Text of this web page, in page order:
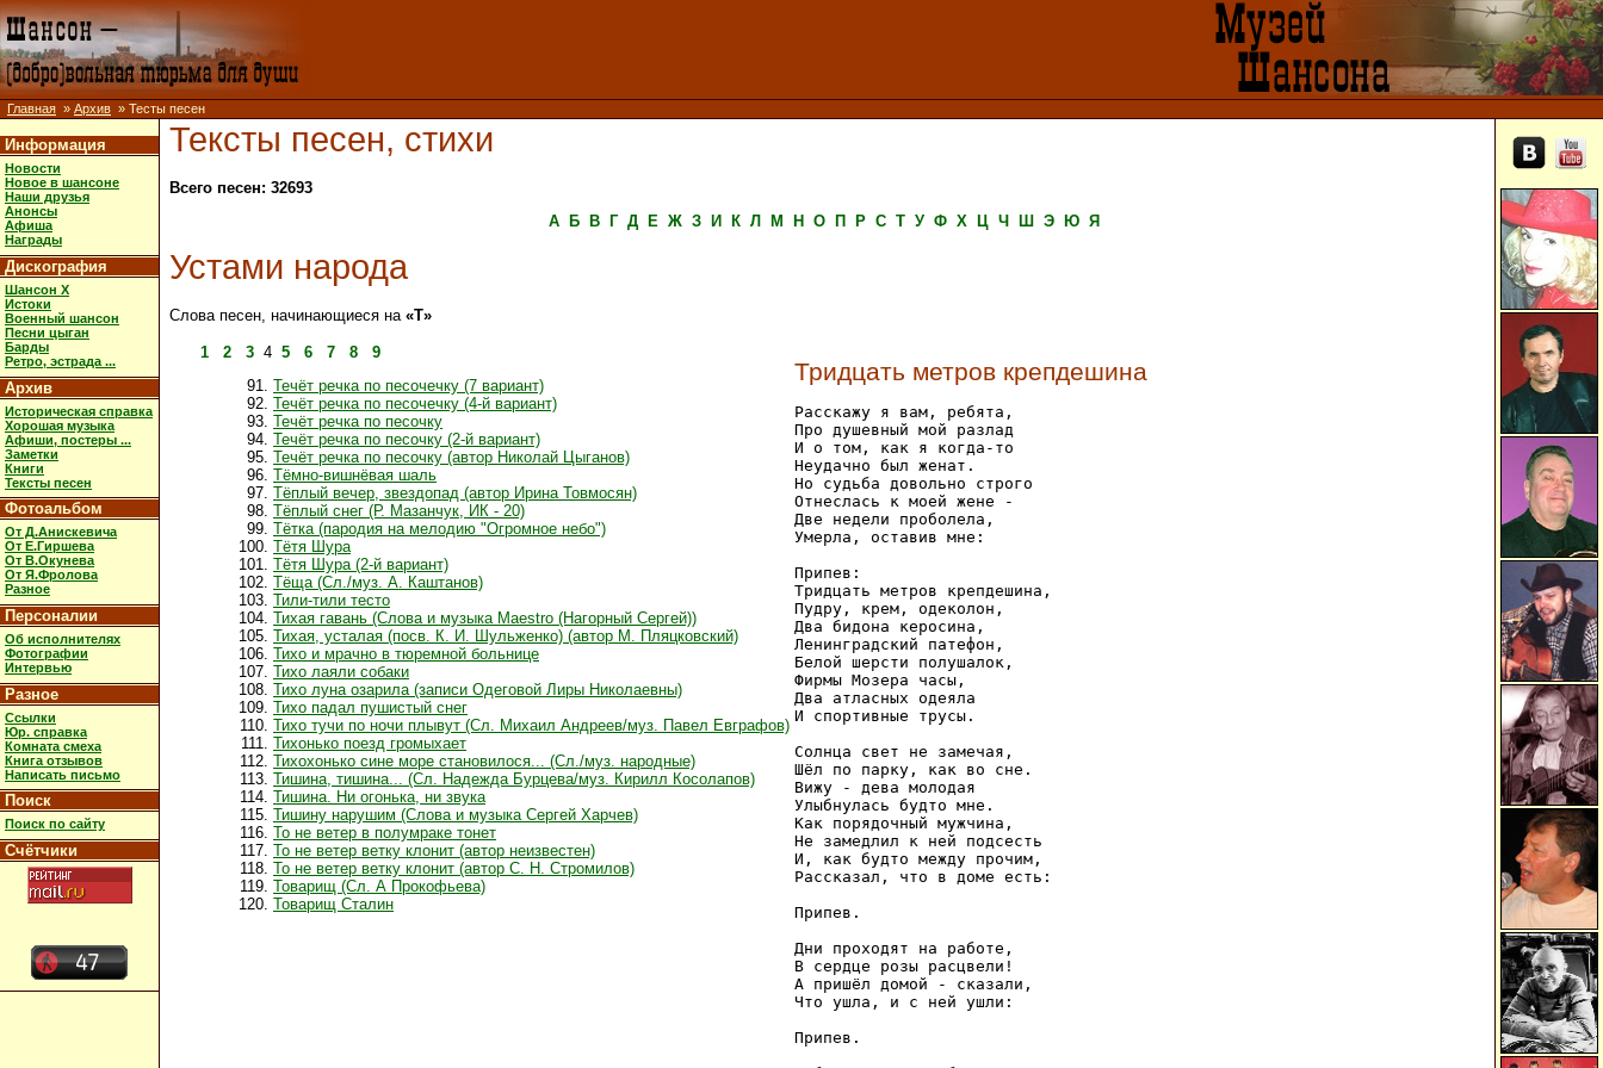
Главная » Архив » Тесты песен
Информация
Новости
Новое в шансоне
Наши друзья
Анонсы
Афиша
Награды
Дискография
Шансон X
Истоки
Военный шансон
Песни цыган
Барды
Ретро, эстрада ...
Архив
Историческая справка
Хорошая музыка
Афиши, постеры ...
Заметки
Книги
Тексты песен
Фотоальбом
От Д.Анискевича
От Е.Гиршева
От В.Окунева
От Я.Фролова
Разное
Персоналии
Об исполнителях
Фотографии
Интервью
Разное
Ссылки
Юр. справка
Комната смеха
Книга отзывов
Написать письмо
Поиск
Поиск по сайту
Счётчики
Тексты песен, стихи
Всего песен: 32693
А
Б В Г Д Е Ж З И К Л М Н О П Р С Т У Ф Х Ц Ч Ш Э Ю Я
Устами народа
Слова песен, начинающиеся на «Т»
1 2 3 4 5 6 7 8
9
Течёт речка по песочечку (7 вариант)
Течёт речка по песочечку (4-й вариант)
Течёт речка по песочку
Течёт речка по песочку (2-й вариант)
Течёт речка по песочку (автор Николай Цыганов)
Тёмно-вишнёвая шаль
Тёплый вечер, звездопад (автор Ирина Товмосян)
Тёплый снег (Р. Мазанчук, ИК - 20)
Тётка (пародия на мелодию "Огромное небо")
Тётя Шура
Тётя Шура (2-й вариант)
Тёща (Сл./муз. А. Каштанов)
Тили-тили тесто
Тихая гавань (Слова и музыка Maestro (Нагорный Сергей))
Тихая, усталая (посв. К. И. Шульженко) (автор М. Пляцковский)
Тихо и мрачно в тюремной больнице
Тихо лаяли собаки
Тихо луна озарила (записи Одеговой Лиры Николаевны)
Тихо падал пушистый снег
Тихо тучи по ночи плывут (Сл. Михаил Андреев/муз. Павел Евграфов)
Тихонько поезд громыхает
Тихохонько сине море становилося... (Сл./муз. народные)
Тишина, тишина... (Сл. Надежда Бурцева/муз. Кирилл Косолапов)
Тишина. Ни огонька, ни звука
Тишину нарушим (Слова и музыка Сергей Харчев)
То не ветер в полумраке тонет
То не ветер ветку клонит (автор неизвестен)
То не ветер ветку клонит (автор С. Н. Стромилов)
Товарищ (Сл. А Прокофьева)
Товарищ Сталин
Тридцать метров крепдешина
Расскажу я вам, ребята,
Про душевный мой разлад
И о том, как я когда-то
Неудачно был женат.
Но судьба довольно строго
Отнеслась к моей жене -
Две недели проболела,
Умерла, оставив мне:
Припев:
Тридцать метров крепдешина,
Пудру, крем, одеколон,
Два бидона керосина,
Ленинградский патефон,
Белой шерсти полушалок,
Фирмы Мозера часы,
Два атласных одеяла
И спортивные трусы.
Солнца свет не замечая,
Шёл по парку, как во сне.
Вижу - дева молодая
Улыбнулась будто мне.
Как порядочный мужчина,
Не замедлил к ней подсесть
И, как будто между прочим,
Рассказал, что в доме есть:
Припев.
Дни проходят на работе,
В сердце розы расцвели!
А пришёл домой - сказали,
Что ушла, и с ней ушли:
Припев.